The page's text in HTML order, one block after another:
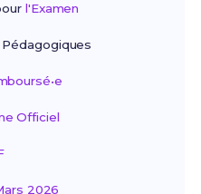
l'Examen
Pédagogiques
Officiel
2026